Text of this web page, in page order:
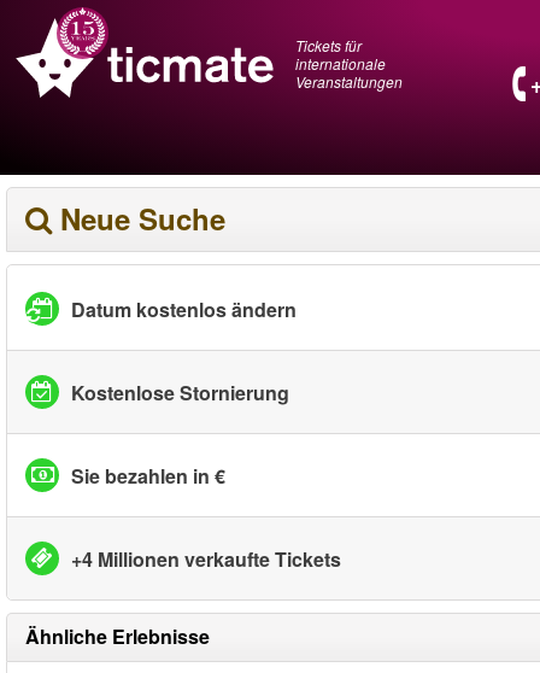
Tickets für
internationale
Veranstaltungen
Neue Suche
Datum kostenlos ändern
Kostenlose Stornierung
Sie bezahlen in €
+4 Millionen verkaufte Tickets
Ähnliche Erlebnisse